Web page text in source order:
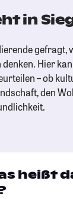
in
gefragt,
denken. Hier
– ob
den
heißt